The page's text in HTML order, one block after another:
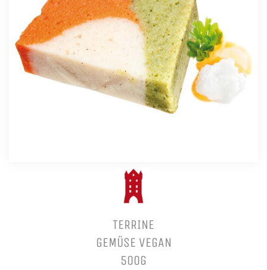
TERRINE
GEMÜSE VEGAN
500G